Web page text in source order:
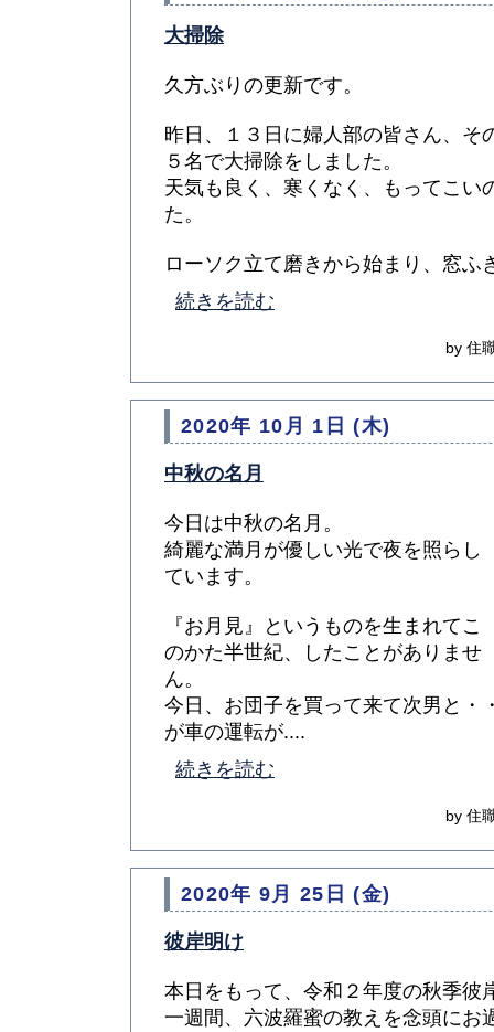
大掃除
久方ぶりの更新です。
昨日、１３日に婦人部の皆さん、そ
５名で大掃除をしました。
天気も良く、寒くなく、もってこい
た。
ローソク立て磨きから始まり、窓ふ
続きを読む
by 住
2020年 10月 1日 (木)
中秋の名月
今日は中秋の名月。
綺麗な満月が優しい光で夜を照らし
ています。
『お月見』というものを生まれてこ
のかた半世紀、したことがありませ
ん。
今日、お団子を買って来て次男と・
が車の運転が....
続きを読む
by 住
2020年 9月 25日 (金)
彼岸明け
本日をもって、令和２年度の秋季彼
一週間、六波羅蜜の教えを念頭にお